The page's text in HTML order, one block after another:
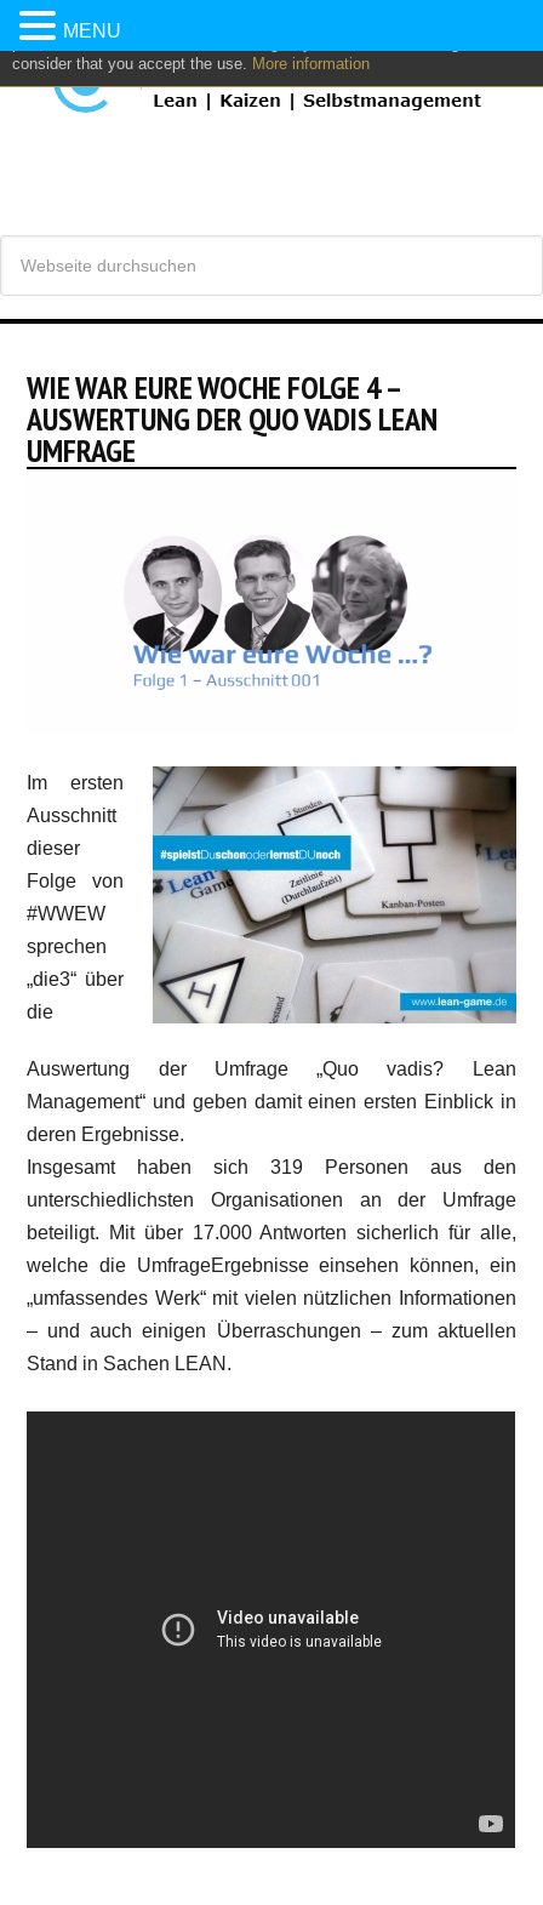
This website uses own and/or third parties cookies to: analyze,
personalize content and/or advertising. If you continue browsing, we
consider that you accept the use. More information
WIE WAR EURE WOCHE FOLGE 4 –
AUSWERTUNG DER QUO VADIS LEAN
UMFRAGE
Im ersten
Ausschnitt
dieser
Folge von
#WWEW
sprechen
„die3“ über
die
Auswertung der Umfrage „Quo vadis? Lean
Management“ und geben damit einen ersten Einblick in
deren Ergebnisse.
Insgesamt haben sich 319 Personen aus den
unterschiedlichsten Organisationen an der Umfrage
beteiligt. Mit über 17.000 Antworten sicherlich für alle,
welche die UmfrageErgebnisse einsehen können, ein
„umfassendes Werk“ mit vielen nützlichen Informationen
– und auch einigen Überraschungen – zum aktuellen
Stand in Sachen LEAN.
MENU